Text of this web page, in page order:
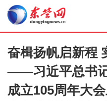
奋楫扬帆启新程
——习近平总书
成立105周年大